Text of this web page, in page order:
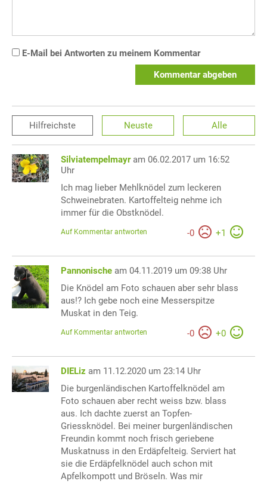
E-Mail bei Antworten zu meinem Kommentar
Kommentar abgeben
Hilfreichste Neuste Alle
Silviatempelmayr am 06.02.2017 um 16:52
Uhr
Ich mag lieber Mehlknödel zum leckeren
Schweinebraten. Kartoffelteig nehme ich
immer für die Obstknödel.
-0 +1
Auf Kommentar antworten
Pannonische am 04.11.2019 um 09:38 Uhr
Die Knödel am Foto schauen aber sehr blass
aus!? Ich gebe noch eine Messerspitze
Muskat in den Teig.
-0 +0
Auf Kommentar antworten
DIELiz am 11.12.2020 um 23:14 Uhr
Die burgenländischen Kartoffelknödel am
Foto schauen aber recht weiss bzw. blass
aus. Ich dachte zuerst an Topfen-
Griessknödel. Bei meiner burgenländischen
Freundin kommt noch frisch geriebene
Muskatnuss in den Erdäpfelteig. Serviert hat
sie die Erdäpfelknödel auch schon mit
Apfelkompott und Bröseln. Was mir